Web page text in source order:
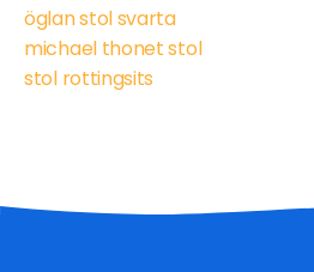
öglan stol svarta
michael thonet stol
stol rottingsits